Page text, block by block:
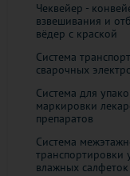
Чеквейер -
взвешивания и
вёдер с краской
Система
сварочных
Система для
маркировки
препаратов
Система
транспортировки
влажных салфеток